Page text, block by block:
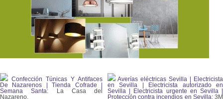
Confección Túnicas Y Antifaces
De Nazarenos | Tienda Cofrade |
Semana Santa: La Casa del
Nazareno.
Averías eléctricas Sevilla | Electricista
en Sevilla | Electricista autorizado en
Sevilla | Electricista urgente en Sevilla |
Protección contra incendios en Sevilla:3M